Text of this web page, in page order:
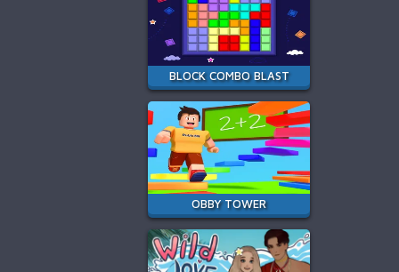
BLOCK COMBO BLAST
OBBY TOWER